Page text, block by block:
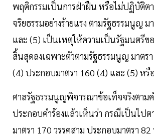
พฤติกรรมเป็นการฝ่าฝืน หรือไม่ปฏิบัติต
จริยธรรมอย่างร้ายแรง ตามรัฐธรรมนูญ ม
และ (5) เป็นเหตุให้ความเป็นรัฐมนตรีข
สิ้นสุดลงเฉพาะตัวตามรัฐธรรมนูญ มาตร
(4) ประกอบมาตรา 160 (4) และ (5) หรื
ศาลรัฐธรรมนูญพิจารณาข้อเท็จจริงตามค
ประกอบคำร้องแล้วเห็นว่า กรณีเป็นไป
มาตรา 170 วรรคสาม ประกอบมาตรา